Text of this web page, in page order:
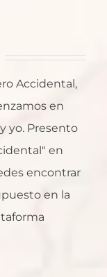
Accidental,
en
yo. Presento
en
encontrar
en la